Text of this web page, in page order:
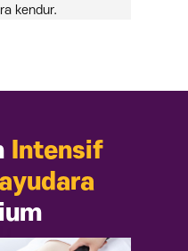
kendur.
Intensif